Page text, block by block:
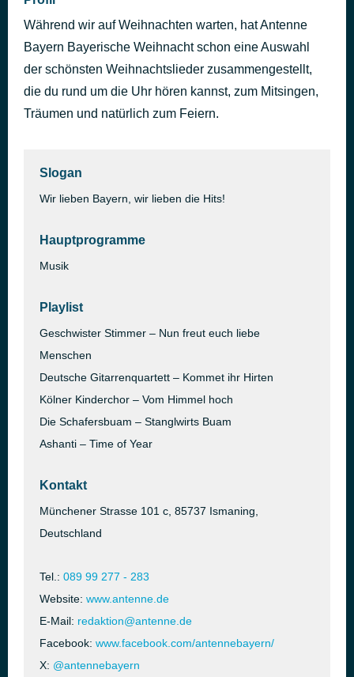
Adeste Fideles
Philadelphia Brass Ensemble
Lasst Uns Lauschen
Dresdner Kreuzchor
vor 48 Minuten
Winter Wonderland
Kenny G feat. Chanté Moore
Während wir auf Weihnachten warten, hat Antenne
Bayern Bayerische Weihnacht schon eine Auswahl
der schönsten Weihnachtslieder zusammengestellt,
die du rund um die Uhr hören kannst, zum Mitsingen,
Träumen und natürlich zum Feiern.
Slogan
Wir lieben Bayern, wir lieben die Hits!
Hauptprogramme
Musik
Playlist
Geschwister Stimmer – Nun freut euch liebe
Menschen
Deutsche Gitarrenquartett – Kommet ihr Hirten
Kölner Kinderchor – Vom Himmel hoch
Die Schafersbuam – Stanglwirts Buam
Ashanti – Time of Year
Kontakt
Münchener Strasse 101 c, 85737 Ismaning,
Deutschland
Tel.: 089 99 277 - 283
Website: www.antenne.de
E-Mail: redaktion@antenne.de
Facebook: www.facebook.com/antennebayern/
X: @antennebayern